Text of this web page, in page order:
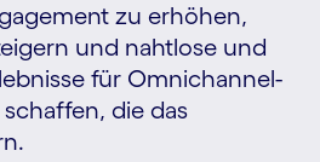
zu erhöhen,
und nahtlose und
für Omnichannel-
die das